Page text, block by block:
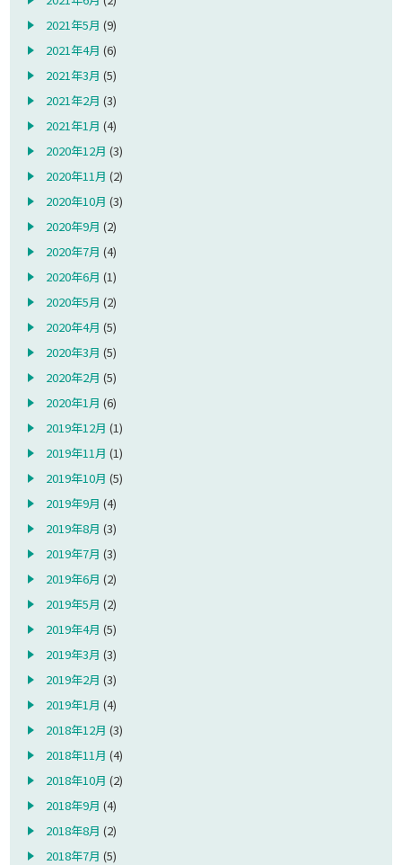
2021年5月 (9)
2021年4月 (6)
2021年3月 (5)
2021年2月 (3)
2021年1月 (4)
2020年12月 (3)
2020年11月 (2)
2020年10月 (3)
2020年9月 (2)
2020年7月 (4)
2020年6月 (1)
2020年5月 (2)
2020年4月 (5)
2020年3月 (5)
2020年2月 (5)
2020年1月 (6)
2019年12月 (1)
2019年11月 (1)
2019年10月 (5)
2019年9月 (4)
2019年8月 (3)
2019年7月 (3)
2019年6月 (2)
2019年5月 (2)
2019年4月 (5)
2019年3月 (3)
2019年2月 (3)
2019年1月 (4)
2018年12月 (3)
2018年11月 (4)
2018年10月 (2)
2018年9月 (4)
2018年8月 (2)
2018年7月 (5)